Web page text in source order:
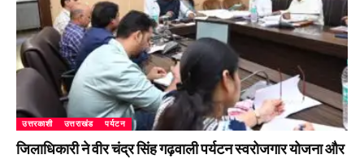
उत्तरकाशी उत्तराखंड पर्यटन
जिलाधिकारी ने वीर चंद्र सिंह गढ़वाली पर्यटन स्वरोजगार योजना और